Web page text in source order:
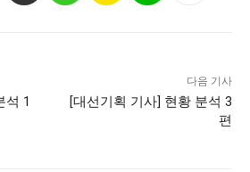
석 1
다음 기사
[대선기획 기사] 현황 분석 3
편